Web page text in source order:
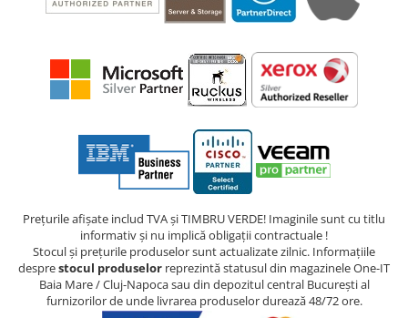
Prețurile afișate includ TVA și TIMBRU VERDE! Imaginile sunt cu titlu
informativ și nu implică obligații contractuale !
Stocul și prețurile produselor sunt actualizate zilnic. Informațiile
desprestocul produselor reprezintă statusul din magazinele One-IT
Baia Mare / Cluj-Napoca sau din depozitul central București al
furnizorilor de unde livrarea produselor durează 48/72 ore.